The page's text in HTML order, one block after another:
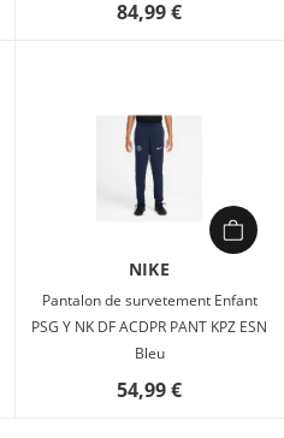
84,99 €
NIKE
Pantalon de survetement Enfant
PSG Y NK DF ACDPR PANT KPZ ESN
Bleu
54,99 €